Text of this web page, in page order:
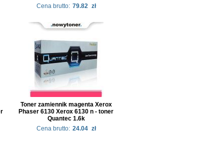
Cena brutto: 79.82 zł
Toner zamiennik magenta Xerox
Phaser 6130 Xerox 6130 n - toner
Quantec 1.6k
Cena brutto: 24.04 zł